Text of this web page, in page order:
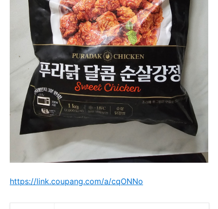
https://link.coupang.com/a/cqONNo